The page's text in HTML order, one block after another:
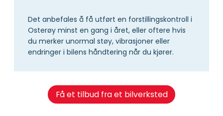
Det anbefales å få utført en forstillingskontroll i
Osterøy minst en gang i året, eller oftere hvis
du merker unormal støy, vibrasjoner eller
endringer i bilens håndtering når du kjører.
Få et tilbud fra et bilverksted